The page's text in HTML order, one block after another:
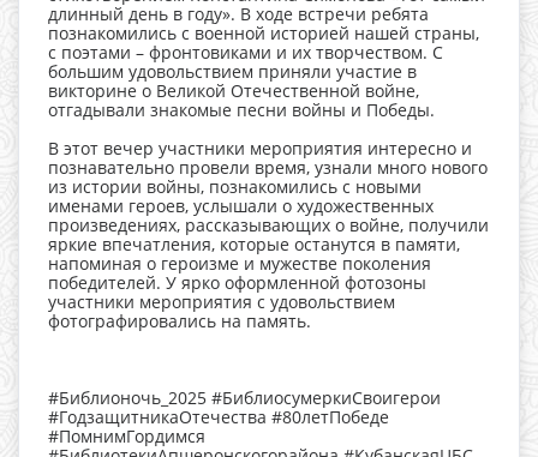
длинный день в году». В ходе встречи ребята
познакомились с военной историей нашей страны,
с поэтами – фронтовиками и их творчеством. С
большим удовольствием приняли участие в
викторине о Великой Отечественной войне,
отгадывали знакомые песни войны и Победы.
В этот вечер участники мероприятия интересно и
познавательно провели время, узнали много нового
из истории войны, познакомились с новыми
именами героев, услышали о художественных
произведениях, рассказывающих о войне, получили
яркие впечатления, которые останутся в памяти,
напоминая о героизме и мужестве поколения
победителей. У ярко оформленной фотозоны
участники мероприятия с удовольствием
фотографировались на память.
#Библионочь_2025 #БиблиосумеркиСвоигерои
#ГодзащитникаОтечества #80летПобеде
#ПомнимГордимся